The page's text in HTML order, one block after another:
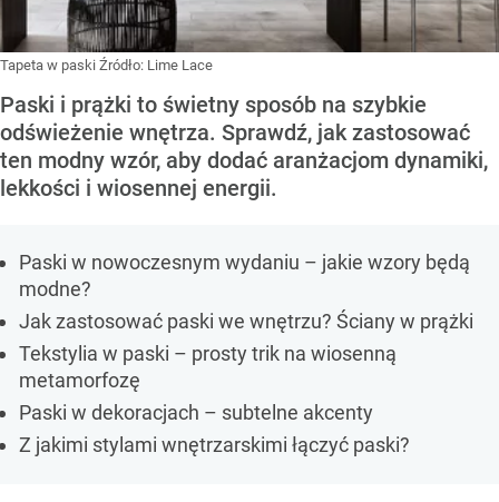
Tapeta w paski Źródło: Lime Lace
Paski i prążki to świetny sposób na szybkie
odświeżenie wnętrza. Sprawdź, jak zastosować
ten modny wzór, aby dodać aranżacjom dynamiki,
lekkości i wiosennej energii.
Paski w nowoczesnym wydaniu – jakie wzory będą
modne?
Jak zastosować paski we wnętrzu? Ściany w prążki
Tekstylia w paski – prosty trik na wiosenną
metamorfozę
Paski w dekoracjach – subtelne akcenty
Z jakimi stylami wnętrzarskimi łączyć paski?